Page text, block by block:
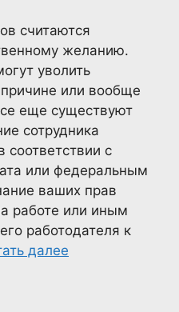
считаются
желанию.
уволить
или вообще
еще существуют
сотрудника
соответствии с
или федеральным
ваших прав
работе или иным
работодателя к
далее